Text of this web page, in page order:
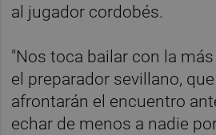
al jugador cordobés.
"Nos toca bailar con la
el preparador sevillano,
afrontarán el encuentro
echar de menos a nadie